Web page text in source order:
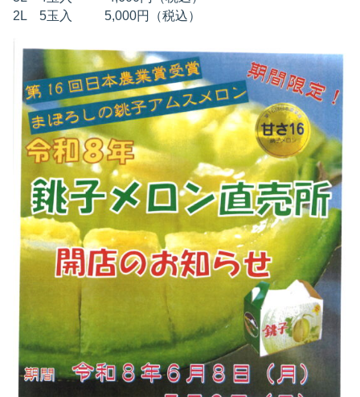
2L 5玉入 5,000円（税込）